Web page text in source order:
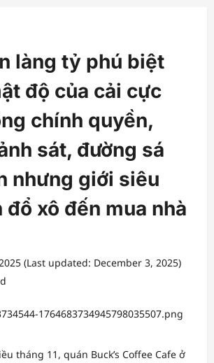
làng tỷ phú biệt
độ của cải cực
chính quyền,
sát, đường sá
nhưng giới siêu
đổ xô đến mua nhà
(Last updated: December 3, 2025)
tháng 11, quán Buck’s Coffee Cafe ở